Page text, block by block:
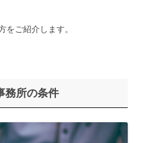
をご紹介します。
所の条件